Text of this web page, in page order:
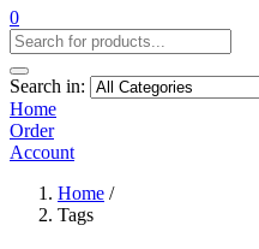
0
Search in:
Home
Order
Account
Home /
Tags